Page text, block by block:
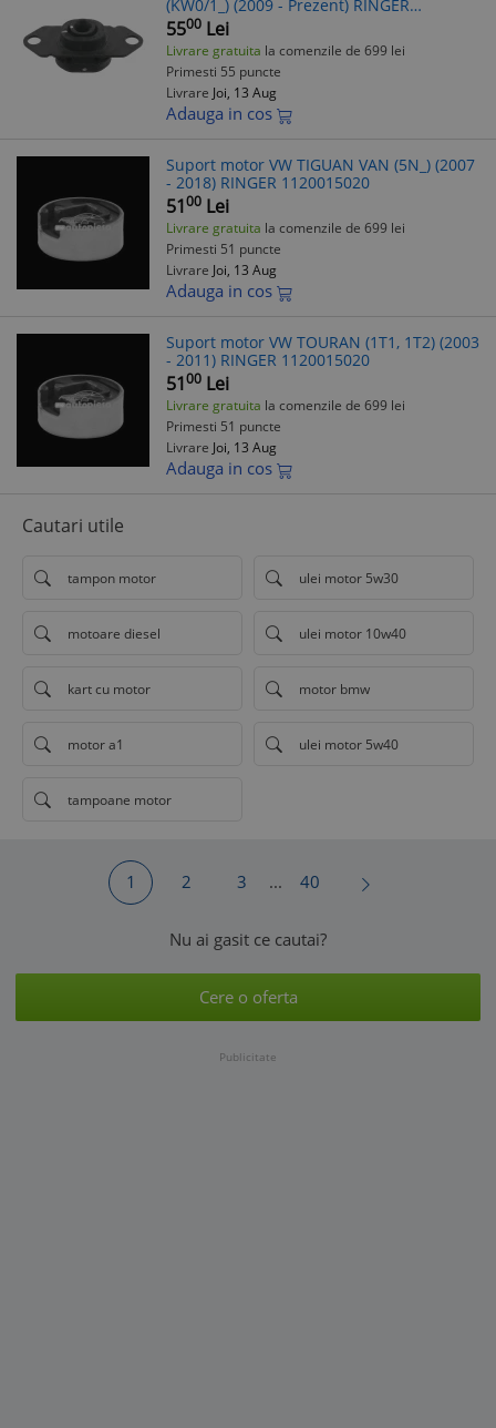
(KW0/1_) (2009 - Prezent) RINGER
1120015170
5500 Lei
Livrare gratuita la comenzile de 699 lei
Primesti 55 puncte
Livrare Joi, 13 Aug
Adauga in cos
Suport motor VW TIGUAN VAN (5N_) (2007
- 2018) RINGER 1120015020
5100 Lei
Livrare gratuita la comenzile de 699 lei
Primesti 51 puncte
Livrare Joi, 13 Aug
Adauga in cos
Suport motor VW TOURAN (1T1, 1T2) (2003
- 2011) RINGER 1120015020
5100 Lei
Livrare gratuita la comenzile de 699 lei
Primesti 51 puncte
Livrare Joi, 13 Aug
Adauga in cos
Cautari utile
tampon motor ulei motor 5w30
motoare diesel ulei motor 10w40
kart cu motor motor bmw
motor a1 ulei motor 5w40
tampoane motor
1 2 3 ... 40
Nu ai gasit ce cautai?
Cere o oferta
Publicitate